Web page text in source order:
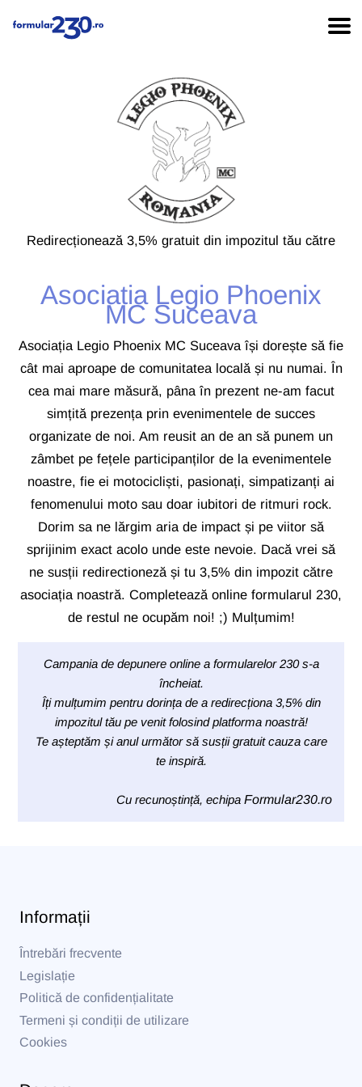
Redirecționează 3,5% gratuit din impozitul tău către
Asociatia Legio Phoenix
MC Suceava
Asociația Legio Phoenix MC Suceava își dorește să fie
cât mai aproape de comunitatea locală și nu numai. În
cea mai mare măsură, pâna în prezent ne-am facut
simțită prezența prin evenimentele de succes
organizate de noi. Am reusit an de an să punem un
zâmbet pe fețele participanților de la evenimentele
noastre, fie ei motocicliști, pasionați, simpatizanți ai
fenomenului moto sau doar iubitori de ritmuri rock.
Dorim sa ne lărgim aria de impact și pe viitor să
sprijinim exact acolo unde este nevoie. Dacă vrei să
ne susții redirectioneză și tu 3,5% din impozit către
asociația noastră. Completează online formularul 230,
de restul ne ocupăm noi! ;) Mulțumim!
Campania de depunere online a formularelor 230 s-a
încheiat.
Îți mulțumim pentru dorința de a redirecționa 3,5% din
impozitul tău pe venit folosind platforma noastră!
Te așteptăm și anul următor să susții gratuit cauza care
te inspiră.
Cu recunoștință, echipa Formular230.ro
Informații
Întrebări frecvente
Legislație
Politică de confidențialitate
Termeni și condiții de utilizare
Cookies